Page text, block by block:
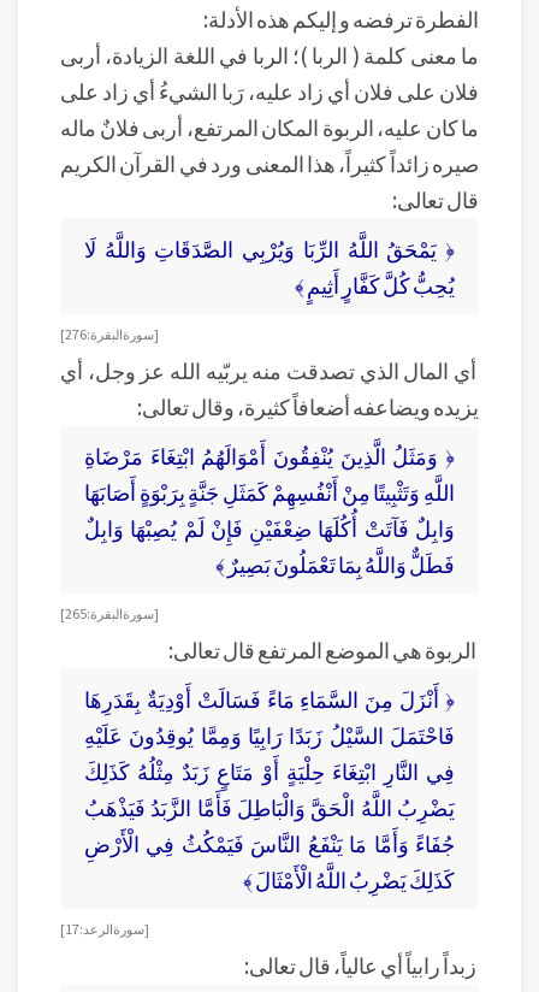
الفطرة ترفضه و إليكم هذه الأدلة:
ما معنى كلمة ( الربا )؛ الربا في اللغة الزيادة، أربى
فلان على فلان أي زاد عليه، رَبا الشيءُ أي زاد على
ما كان عليه، الربوة المكان المرتفع، أربى فلانٌ ماله
صيره زائداً كثيراً، هذا المعنى ورد في القرآن الكريم
قال تعالى:
﴿ يَمْحَقُ اللَّهُ الرِّبَا وَيُرْبِي الصَّدَقَاتِ وَاللَّهُ لَا
يُحِبُّ كُلَّ كَفَّارٍ أَثِيمٍ ﴾
[ سورة البقرة : 276 ]
أي المال الذي تصدقت منه يربّيه الله عز وجل، أي
يزيده ويضاعفه أضعافاً كثيرة، وقال تعالى:
﴿ وَمَثَلُ الَّذِينَ يُنْفِقُونَ أَمْوَالَهُمُ ابْتِغَاءَ مَرْضَاةِ
اللَّهِ وَتَثْبِيتًا مِنْ أَنْفُسِهِمْ كَمَثَلِ جَنَّةٍ بِرَبْوَةٍ أَصَابَهَا
وَابِلٌ فَآتَتْ أُكُلَهَا ضِعْفَيْنِ فَإِنْ لَمْ يُصِبْهَا وَابِلٌ
فَطَلٌّ وَاللَّهُ بِمَا تَعْمَلُونَ بَصِيرٌ ﴾
[ سورة البقرة : 265 ]
الربوة هي الموضع المرتفع قال تعالى:
﴿ أَنْزَلَ مِنَ السَّمَاءِ مَاءً فَسَالَتْ أَوْدِيَةٌ بِقَدَرِهَا
فَاحْتَمَلَ السَّيْلُ زَبَدًا رَابِيًا وَمِمَّا يُوقِدُونَ عَلَيْهِ
فِي النَّارِ ابْتِغَاءَ حِلْيَةٍ أَوْ مَتَاعٍ زَبَدٌ مِثْلُهُ كَذَلِكَ
يَضْرِبُ اللَّهُ الْحَقَّ وَالْبَاطِلَ فَأَمَّا الزَّبَدُ فَيَذْهَبُ
جُفَاءً وَأَمَّا مَا يَنْفَعُ النَّاسَ فَيَمْكُثُ فِي الْأَرْضِ
كَذَلِكَ يَضْرِبُ اللَّهُ الْأَمْثَالَ ﴾
[ سورة الرعد: 17 ]
زبداً رابياً أي عالياً، قال تعالى: